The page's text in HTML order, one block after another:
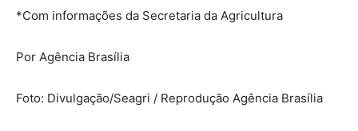
*Com informações da Secretaria da Agricultura
Por Agência Brasília
Foto: Divulgação/Seagri / Reprodução Agência Brasília